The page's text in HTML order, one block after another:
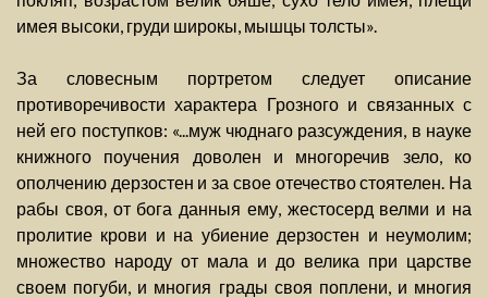
имея высоки, груди широкы, мышцы толсты».
За словесным портретом следует описание
противоречивости характера Грозного и связанных с
ней его поступков: «...муж чюднаго разсуждения, в науке
книжного поучения доволен и многоречив зело, ко
ополчению дерзостен и за свое отечество стоятелен. На
рабы своя, от бога данныя ему, жестосерд велми и на
пролитие крови и на убиение дерзостен и неумолим;
множество народу от мала и до велика при царстве
своем погуби, и многия грады своя поплени, и многия